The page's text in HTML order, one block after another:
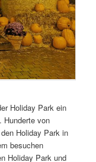
Holiday Park ein
Hunderte von
Holiday Park in
besuchen
Holiday Park und